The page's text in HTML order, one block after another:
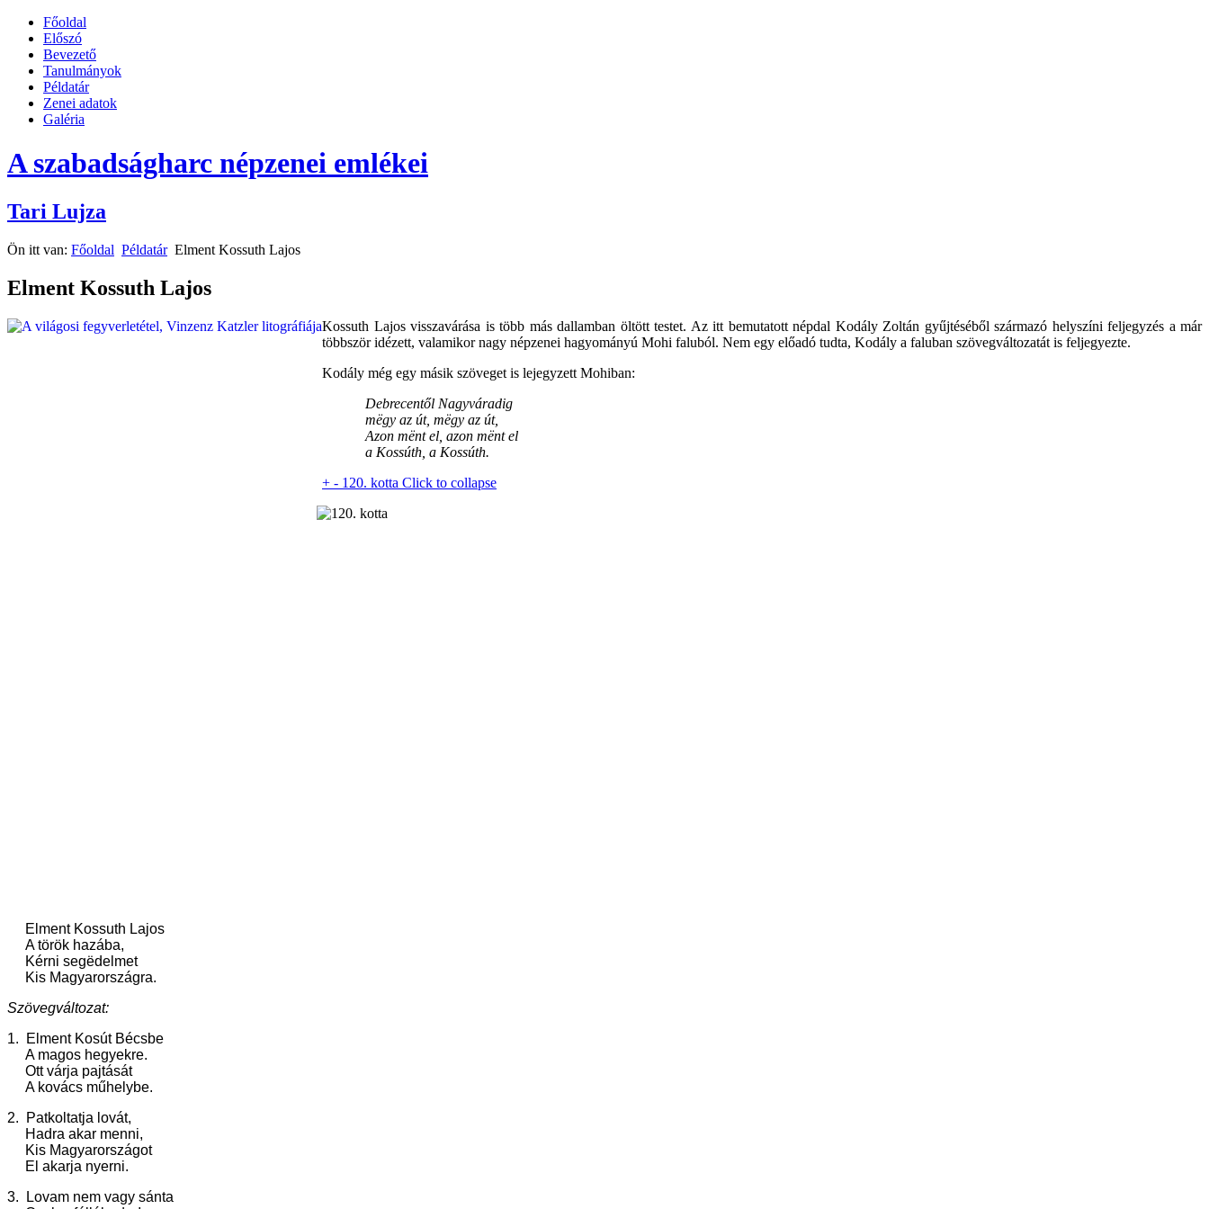
Főoldal
Előszó
Bevezető
Tanulmányok
Példatár
Zenei adatok
Galéria
A szabadságharc népzenei emlékei
Tari Lujza
Ön itt van: Főoldal Példatár Elment Kossuth Lajos
Elment Kossuth Lajos
Kossuth Lajos visszavárása is több más dallamban öltött testet. Az itt bemutatott népdal Kodály Zoltán gyűjtéséből származó helyszíni feljegyzés a már
többször idézett, valamikor nagy népzenei hagyományú Mohi faluból. Nem egy előadó tudta, Kodály a faluban szövegváltozatát is feljegyezte.
Kodály még egy másik szöveget is lejegyzett Mohiban:
Debrecentől Nagyváradig
mëgy az út, mëgy az út,
Azon mënt el, azon mënt el
a Kossúth, a Kossúth.
+ - 120. kotta Click to collapse
Elment Kossuth Lajos
A török hazába,
Kérni segëdelmet
Kis Magyarországra.
Szövegváltozat:
1. Elment Kosút Bécsbe
A magos hegyekre.
Ott várja pajtását
A kovács műhelybe.
2. Patkoltatja lovát,
Hadra akar menni,
Kis Magyarországot
El akarja nyerni.
3. Lovam nem vagy sánta